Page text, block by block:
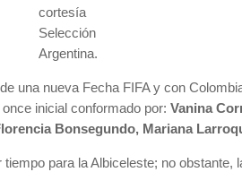
cortesía
Selección
Argentina.
una nueva Fecha FIFA y con
inicial conformado por:Vanina
Bonsegundo, Mariana
para la Albiceleste; no obstante,